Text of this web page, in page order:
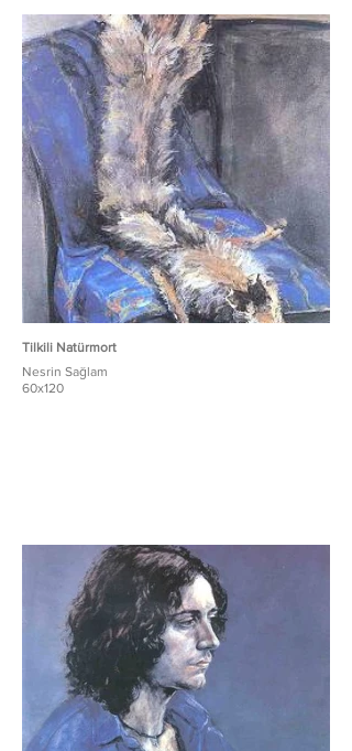
Tilkili Natürmort
Nesrin Sağlam
60x120